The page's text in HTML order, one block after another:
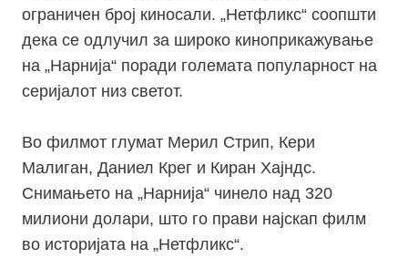
ограничен број киносали. „Нетфликс“ соопшти
дека се одлучил за широко киноприкажување
на „Нарнија“ поради големата популарност на
серијалот низ светот.
Во филмот глумат Мерил Стрип, Кери
Малиган, Даниел Крег и Киран Хајндс.
Снимањето на „Нарнија“ чинело над 320
милиони долари, што го прави најскап филм
во историјата на „Нетфликс“.